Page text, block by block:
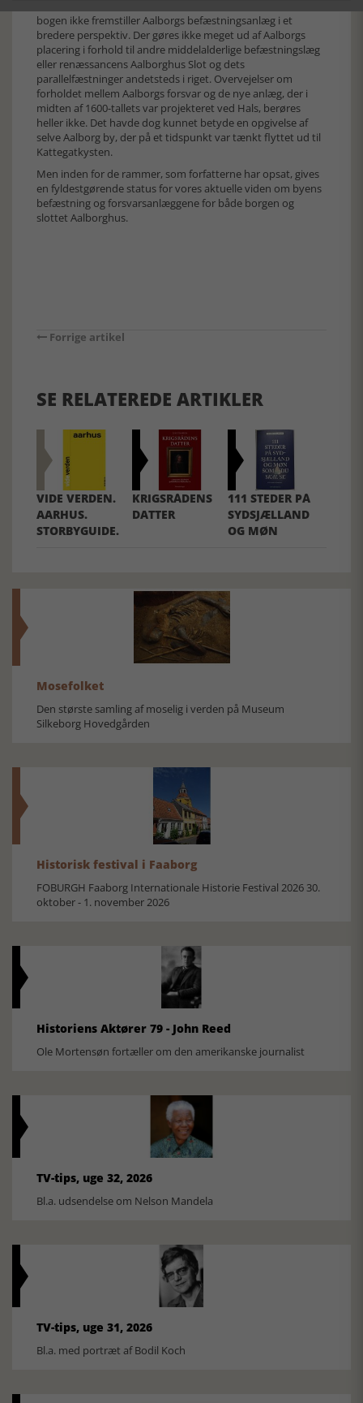
bogen ikke fremstiller Aalborgs befæstningsanlæg i et
bredere perspektiv. Der gøres ikke meget ud af Aalborgs
placering i forhold til andre middelalderlige befæstningslæg
eller renæssancens Aalborghus Slot og dets
parallelfæstninger andetsteds i riget. Overvejelser om
forholdet mellem Aalborgs forsvar og de nye anlæg, der i
midten af 1600-tallets var projekteret ved Hals, berøres
heller ikke. Det havde dog kunnet betyde en opgivelse af
selve Aalborg by, der på et tidspunkt var tænkt flyttet ud til
Kattegatkysten.
Men inden for de rammer, som forfatterne har opsat, gives
en fyldestgørende status for vores aktuelle viden om byens
befæstning og forsvarsanlæggene for både borgen og
slottet Aalborghus.
Forrige artikel
SE RELATEREDE ARTIKLER
VIDE VERDEN.
AARHUS.
STORBYGUIDE.
KRIGSRÅDENS
DATTER
111 STEDER PÅ
SYDSJÆLLAND
OG MØN
Mosefolket
Den største samling af moselig i verden på Museum
Silkeborg Hovedgården
Historisk festival i Faaborg
FOBURGH Faaborg Internationale Historie Festival 2026 30.
oktober - 1. november 2026
Historiens Aktører 79 - John Reed
Ole Mortensøn fortæller om den amerikanske journalist
TV-tips, uge 32, 2026
Bl.a. udsendelse om Nelson Mandela
TV-tips, uge 31, 2026
Bl.a. med portræt af Bodil Koch